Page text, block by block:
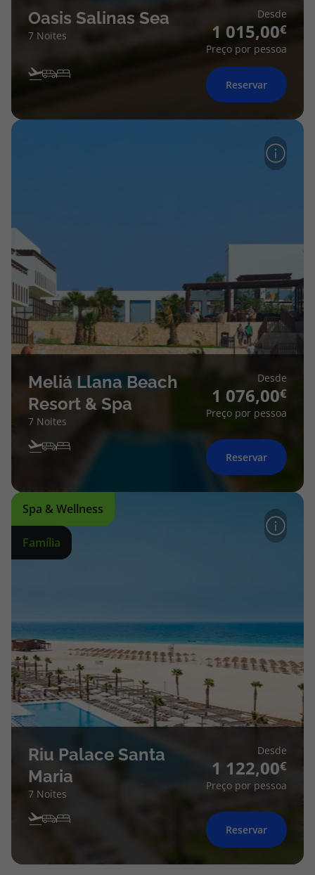
Oasis Salinas Sea
7 Noites
Desde
1 015,00
Preço por pessoa
Reservar
Meliá Llana Beach
Resort & Spa
7 Noites
Desde
1 076,00
Preço por pessoa
Reservar
Spa & Wellness
Família
Riu Palace Santa
Maria
7 Noites
Desde
1 122,00
Preço por pessoa
Reservar